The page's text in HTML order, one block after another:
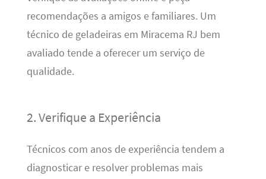
recomendações a amigos e familiares. Um
técnico de geladeiras em Miracema RJ bem
avaliado tende a oferecer um serviço de
qualidade.
2. Verifique a Experiência
Técnicos com anos de experiência tendem a
diagnosticar e resolver problemas mais